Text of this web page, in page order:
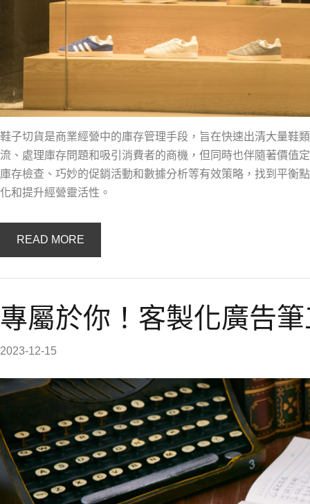
鞋子切貨是商業經營中的庫存管理手段，旨在快速出清大量鞋
流、處理庫存問題和吸引消費者的商機，但同時也伴隨著價值
庫存檢查、巧妙的促銷活動和數據分析等有效策略，找到平衡
化和提升經營靈活性。
READ MORE
專屬於你！客製化廣告
2023-12-15